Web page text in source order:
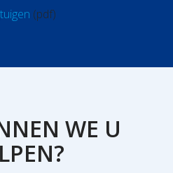
(pdf)
WE U